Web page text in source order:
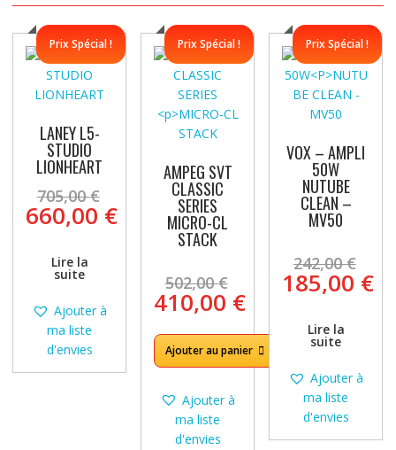
Prix Spécial !
LANEY L5-
STUDIO
LIONHEART
705,00€ prix
initial
705,00 €.
660,00 €
Le
prix
actuel
660,00 €.
Lire la
suite
Ajouter à
ma liste
d'envies
Prix Spécial !
AMPEG SVT
CLASSIC
SERIES
MICRO-CL
STACK
502,00€ prix
initial
était :
502,00 €.
410,00 €
Le
prix
actuel
410,00 €.
Ajouter au panier
Ajouter à
ma liste
d'envies
Prix Spécial !
VOX – AMPLI
50W
NUTUBE
CLEAN –
MV50
242,00€
185,00 €
Le
prix
actuel
Lire la
suite
Ajouter à
ma liste
d'envies